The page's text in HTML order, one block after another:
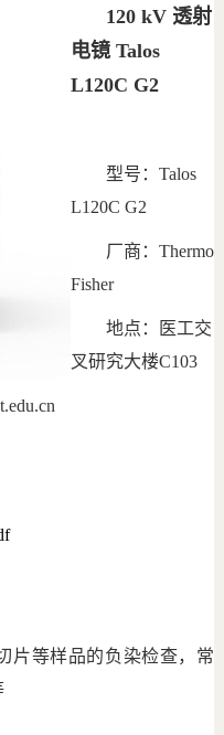
120 kV 透射
电镜 Talos
L120C G2
型号：Talos
L120C G2
厂商：Thermo
Fisher
地点：医工交
叉研究大楼C103
片等样品的负染检查，常